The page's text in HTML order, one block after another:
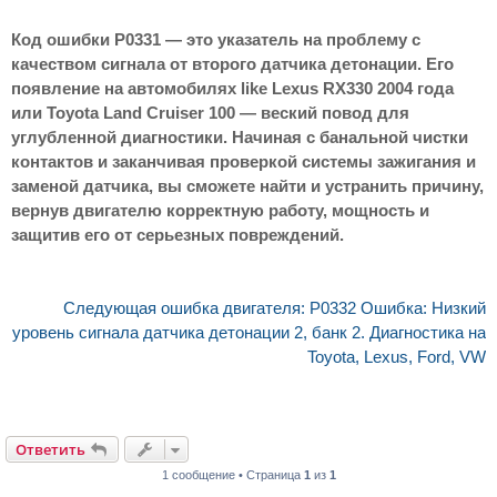
Код ошибки P0331 — это указатель на проблему с
качеством сигнала от второго датчика детонации. Его
появление на автомобилях like Lexus RX330 2004 года
или Toyota Land Cruiser 100 — веский повод для
углубленной диагностики. Начиная с банальной чистки
контактов и заканчивая проверкой системы зажигания и
заменой датчика, вы сможете найти и устранить причину,
вернув двигателю корректную работу, мощность и
защитив его от серьезных повреждений.
Следующая ошибка двигателя: P0332 Ошибка: Низкий
уровень сигнала датчика детонации 2, банк 2. Диагностика на
Toyota, Lexus, Ford, VW
Ответить
1 сообщение • Страница 1 из 1